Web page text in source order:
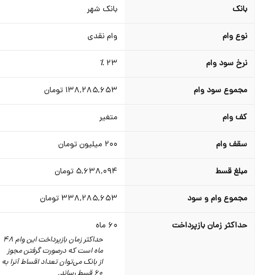
بانک بانک شهر
نوع وام وام نقدی
نرخ سود وام
مجموع سود وام 138,285,653 تومان
کف وام متغیر
سقف وام میلیون تومان
مبلغ قسط 5,638,094تومان
مجموع وام و سود 338,285,653تومان
حداکثر زمان بازپرداخت ماه
حداکثر زمان بازپرداخت این وام 48
ماه است که درصورت گرفتن مجوز
از بانک می‌توان تعداد اقساط آنرا به